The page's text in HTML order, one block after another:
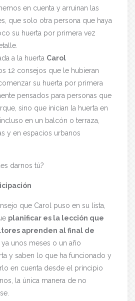
en cuenta y arruinan las
que solo otra persona que haya
su huerta por primera vez
a la huerta Carol
12 consejos que le hubieran
su huerta por primera
pensados para personas que
sino que inician la huerta en
en un balcón o terraza,
y en espacios urbanos
darnos tú?
que Carol puso en su lista,
planificar es la lección que
aprenden al final de
ya unos meses o un año
y saben lo que ha funcionado y
en cuenta desde el principio
la única manera de no